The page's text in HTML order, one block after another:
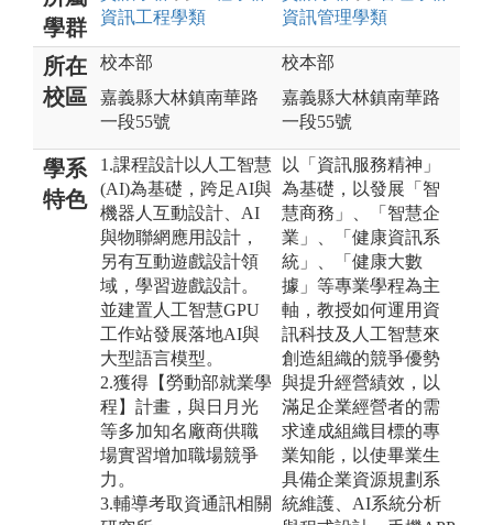
學群
資訊工程學類
資訊管理學類
所在
校區
校本部
嘉義縣大林鎮南華路
一段55號
校本部
嘉義縣大林鎮南華路
一段55號
學系
特色
1.課程設計以人工智慧
(AI)為基礎，跨足AI與
機器人互動設計、AI
與物聯網應用設計，
另有互動遊戲設計領
域，學習遊戲設計。
並建置人工智慧GPU
工作站發展落地AI與
大型語言模型。
2.獲得【勞動部就業學
程】計畫，與日月光
等多加知名廠商供職
場實習增加職場競爭
力。
3.輔導考取資通訊相關
以「資訊服務精神」
為基礎，以發展「智
慧商務」、「智慧企
業」、「健康資訊系
統」、「健康大數
據」等專業學程為主
軸，教授如何運用資
訊科技及人工智慧來
創造組織的競爭優勢
與提升經營績效，以
滿足企業經營者的需
求達成組織目標的專
業知能，以使畢業生
具備企業資源規劃系
統維護、AI系統分析